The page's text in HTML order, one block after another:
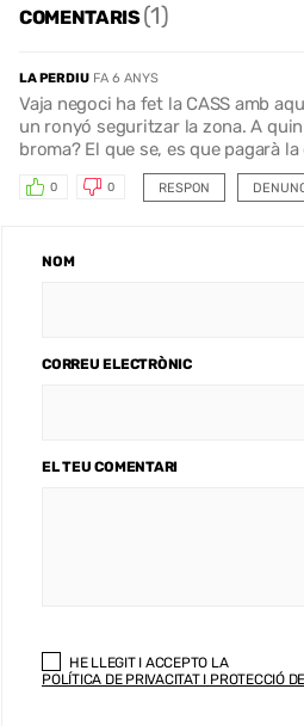
COMENTARIS(1)
LA PERDIU FA 6 ANYS
Vaja negoci ha fet la CASS amb
un ronyó seguritzar la zona. A
broma? El que se, es que pagarà
RESPON
0 0
NOM
CORREU ELECTRÒNIC
EL TEU COMENTARI
HE LLEGIT I ACCEPTO LA
POLÍTICA DE PRIVACITAT I PROTECCIÓ